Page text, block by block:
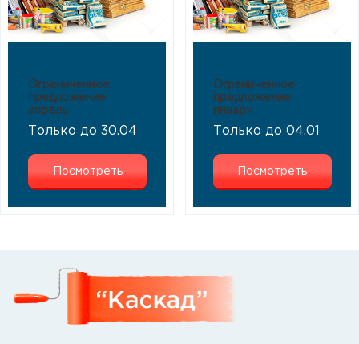
Ограниченное
предложение
апрель
Только до 30.04
Посмотреть
Ограниченное
предложение
января
Только до 04.01
Посмотреть